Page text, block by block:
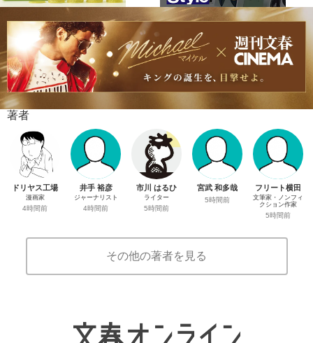
著者
ドリヤス工場
漫画家
4時間前
井手 裕彦
ジャーナリスト
4時間前
市川 はるひ
ライター
5時間前
宮武 和多哉
5時間前
フリート横田
文筆家・ノンフィ
クション作家
5時間前
その他の著者を見る